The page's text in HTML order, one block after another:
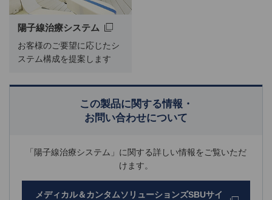
陽子線治療システム
お客様のご要望に応じたシ
ステム構成を提案します
この製品に関する情報・
お問い合わせについて
「陽子線治療システム」に関する詳しい情報をご覧いただ
けます。
メディカル＆カンタムソリューションズSBUサイ